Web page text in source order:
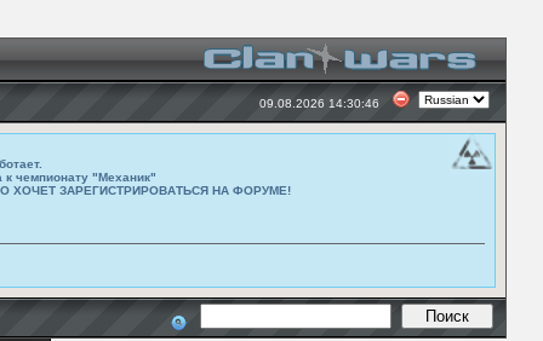
09.08.2026 14:30:46
к чемпионату "Механик"
ХОЧЕТ ЗАРЕГИСТРИРОВАТЬСЯ НА ФОРУМЕ!